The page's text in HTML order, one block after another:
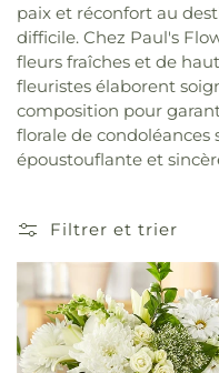
paix et réconfort au
difficile. Chez Paul's
fleurs fraîches et de
fleuristes élaborent
composition pour
florale de condoléances
époustouflante et
Filtrer et trier